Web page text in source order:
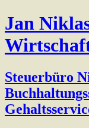
Jan
Steuerbüro